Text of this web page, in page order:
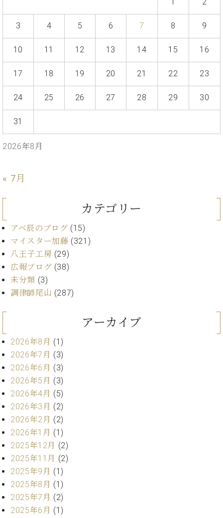
2026年8月
3 4 5 6 7 8 9
10 11 12 13 14 15 16
17 18 19 20 21 22 23
24 25 26 27 28 29 30
31
« 7月
カテゴリー
アベ辰のブログ (15)
マイスター加藤 (321)
八王子工房 (29)
広報ブログ (38)
未分類 (3)
調律師尾山 (287)
アーカイブ
2026年8月 (1)
2026年7月 (3)
2026年6月 (3)
2026年5月 (3)
2026年4月 (5)
2026年3月 (2)
2026年2月 (2)
2026年1月 (1)
2025年12月 (2)
2025年11月 (2)
2025年9月 (1)
2025年8月 (1)
2025年7月 (2)
2025年6月 (1)